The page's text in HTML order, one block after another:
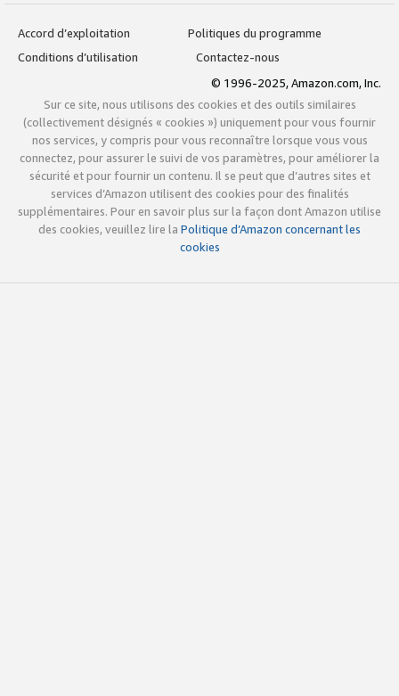
Accord d’exploitation
Politiques du programme
Conditions d’utilisation
Contactez-nous
© 1996-2025, Amazon.com, Inc.
Sur ce site, nous utilisons des cookies et des outils similaires
(collectivement désignés « cookies ») uniquement pour vous fournir
nos services, y compris pour vous reconnaître lorsque vous vous
connectez, pour assurer le suivi de vos paramètres, pour améliorer la
sécurité et pour fournir un contenu. Il se peut que d’autres sites et
services d’Amazon utilisent des cookies pour des finalités
supplémentaires. Pour en savoir plus sur la façon dont Amazon utilise
des cookies, veuillez lire la Politique d’Amazon concernant les
cookies